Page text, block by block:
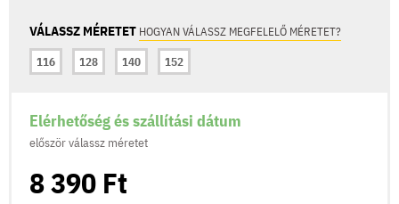
VÁLASSZ MÉRETET HOGYAN VÁLASSZ MEGFELELŐ MÉRETET?
116
128 140 152
Elérhetőség és szállítási dátum
először válassz méretet
8 390 Ft